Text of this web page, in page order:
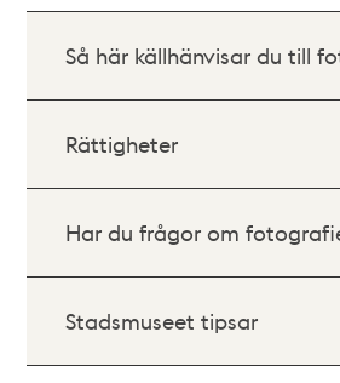
Så här källhänvisar du till
Rättigheter
Har du frågor om
Stadsmuseet tipsar